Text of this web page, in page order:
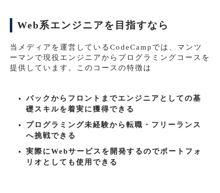
Web系エンジニアを目指すなら
当メディアを運営しているCodeCampでは、マンツ
ーマンで現役エンジニアからプログラミングコースを
提供しています。このコースの特徴は
バックからフロントまでエンジニアとしての基
礎スキルを着実に獲得できる
プログラミング未経験から転職・フリーランス
へ挑戦できる
実際にWebサービスを開発するのでポートフォ
リオとしても使用できる